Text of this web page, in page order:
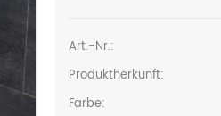
Art.-Nr.:
Produktherkunft:
Farbe: